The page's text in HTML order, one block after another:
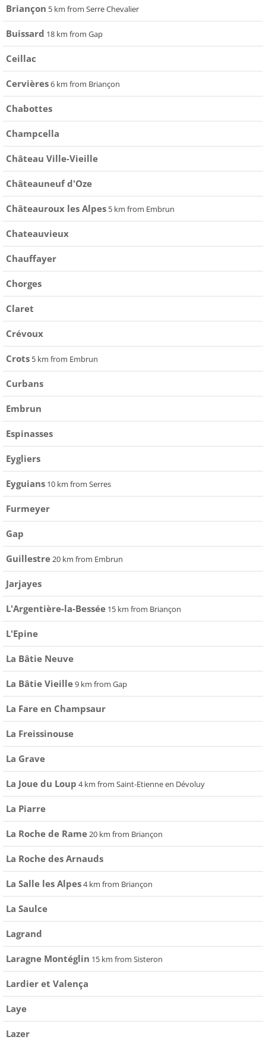
Briançon 5 km from Serre Chevalier
Buissard 18 km from Gap
Ceillac
Cervières6 km from Briançon
Chabottes
Champcella
Château Ville-Vieille
Châteauneuf d'Oze
Châteauroux les Alpes 5 km from Embrun
Chateauvieux
Chauffayer
Chorges
Claret
Crévoux
Crots 5 km from Embrun
Curbans
Embrun
Espinasses
Eygliers
Eyguians 10 km from Serres
Furmeyer
Gap
Guillestre20 km from Embrun
Jarjayes
L'Argentière-la-Bessée 15 km from Briançon
L'Epine
La Bâtie Neuve
La Bâtie Vieille9 km from Gap
La Fare en Champsaur
La Freissinouse
La Grave
La Joue du Loup 4 km from Saint-Etienne en Dévoluy
La Piarre
La Roche de Rame20 km from Briançon
La Roche des Arnauds
La Salle les Alpes4 km from Briançon
La Saulce
Lagrand
Laragne Montéglin 15 km from Sisteron
Lardier et Valença
Laye
Lazer